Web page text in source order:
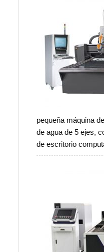
pequeña máquina
de agua de 5 ejes,
de escritorio